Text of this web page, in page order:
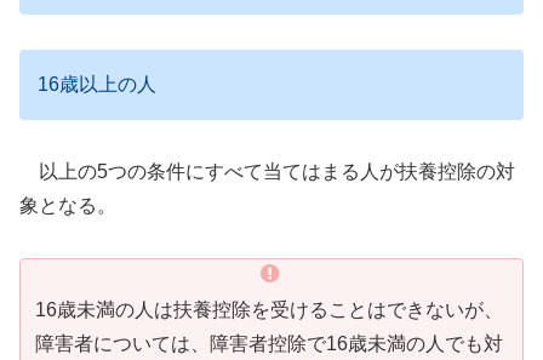
16歳以上の人
以上の5つの条件にすべて当てはまる人が扶養控除の対
象となる。
16歳未満の人は扶養控除を受けることはできないが、
障害者については、障害者控除で16歳未満の人でも対